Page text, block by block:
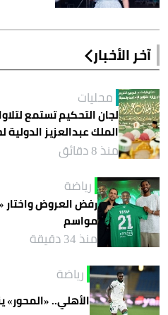
آخر الأخبار
محليات
لجان التحكيم تستمع
الملك عبدالعزيز
منذ 8 دقائق
رياضة
مواسم
منذ 34 دقيقة
رياضة
الأهلي.. «المحور»